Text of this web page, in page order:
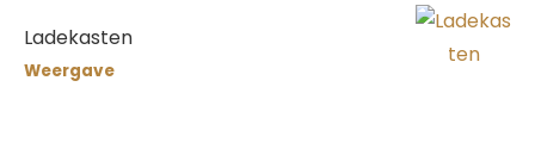
Ladekasten
Weergave